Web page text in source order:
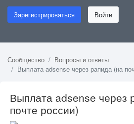
Зарегистрироваться Войти
Сообщество
Вопросы и ответы
Выплата adsense через рапида (на
Выплата adsense через
почте россии)